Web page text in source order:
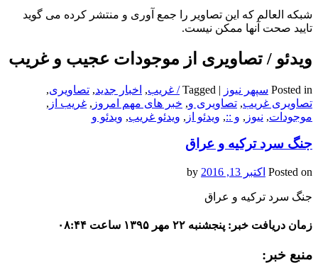
شبکه العالم که این تصاویر را جمع آوری و منتشر کرده می گوید
تایید صحت آنها ممکن نیست.
ویدئو / تصاویری از موجودات عجیب و غریب
Posted in سپهر نیوز |
Tagged / غریب, اخبار جدید, تصاویری,
تصاویری غریب, تصاویری و, خبر های مهم امروز , غریب از ,
موجودات, نیوز , و ::, ویدئو از , ویدئو غریب, ویدئو و
جنگ سرد ترکیه و عراق
Posted on اکتبر 13, 2016
جنگ سرد ترکیه و عراق
زمان دریافت خبر: پنجشنبه ۲۲ مهر ۱۳۹۵ ساعت ۰۸:۴۴
منبع خبر: